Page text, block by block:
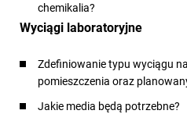
chemikalia?
Wyciągi laboratoryjne
Zdefiniowanie typu wyciągu
pomieszczenia oraz
Jakie media będą potrzebne?